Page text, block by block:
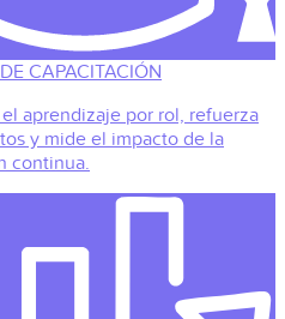
CAPACITACIÓN
aprendizaje por rol, refuerza
y mide el impacto de la
continua.